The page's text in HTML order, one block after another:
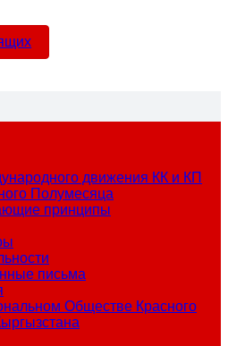
движения КК и КП
Полумесяца
принципы
письма
Обществе Красного